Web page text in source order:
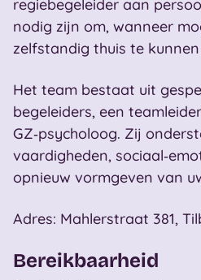
regiebegeleider aan
nodig zijn om, wanneer
zelfstandig thuis te
Het team bestaat uit
begeleiders, een
GZ‑psycholoog. Zij
vaardigheden,
opnieuw vormgeven van
Adres: Mahlerstraat 381,
Bereikbaarheid